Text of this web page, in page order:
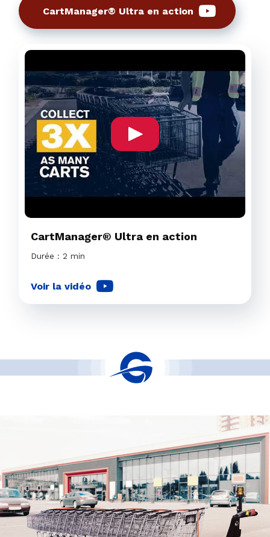
CartManager® Ultra en action
CartManager® Ultra en action
Durée : 2 min
Voir la vidéo